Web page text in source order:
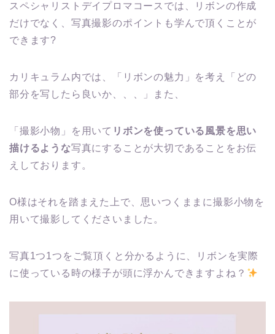
スペシャリストデイプロマコースでは、リボンの作成
だけでなく、写真撮影のポイントも学んで頂くことが
できます?
カリキュラム内では、「リボンの魅力」を考え「どの
部分を写したら良いか、、、」また、
「撮影小物」を用いて リボンを使っている風景を思い
描けるような写真にすることが大切であることをお伝
えしております。
O様はそれを踏まえた上で、思いつくままに撮影小物を
用いて撮影してくださいました。
写真1つ1つをご覧頂くと分かるように、リボンを実際
に使っている時の様子が頭に浮かんできますよね？